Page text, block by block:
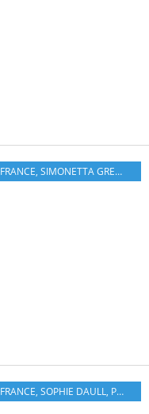
FRANCE, SIMONETTA GREGGIO
FRANCE, SOPHIE DAULL, PHILIPPE REY